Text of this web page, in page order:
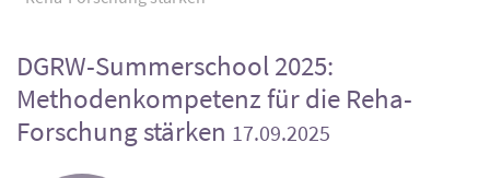
DGRW-Summerschool 2025:
Methodenkompetenz für die Reha-
Forschung stärken 17.09.2025